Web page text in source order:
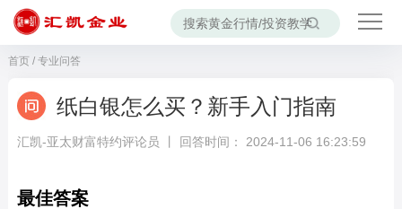
首页/ 专业问答
纸白银怎么买？新手入门指南
汇凯-亚太财富特约评论员 丨 回答时间： 2024-11-06 16:23:59
最佳答案